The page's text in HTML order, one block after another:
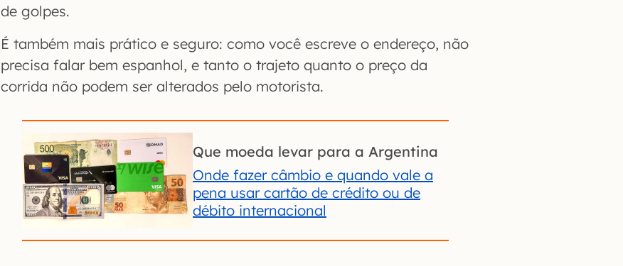
de golpes.
É também mais prático e seguro: como você escreve o endereço, não
precisa falar bem espanhol, e tanto o trajeto quanto o preço da
corrida não podem ser alterados pelo motorista.
Que moeda levar para a Argentina
Onde fazer câmbio e quando vale a
pena usar cartão de crédito ou de
débito internacional